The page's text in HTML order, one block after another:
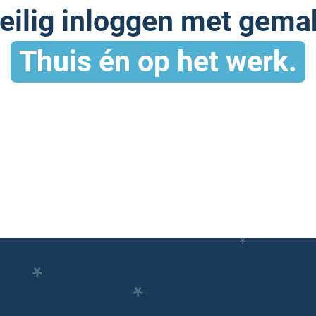
inloggen met
Thuis én op het werk.